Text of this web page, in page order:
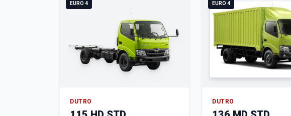
EURO 4
DUTRO
EURO 4
DUTRO